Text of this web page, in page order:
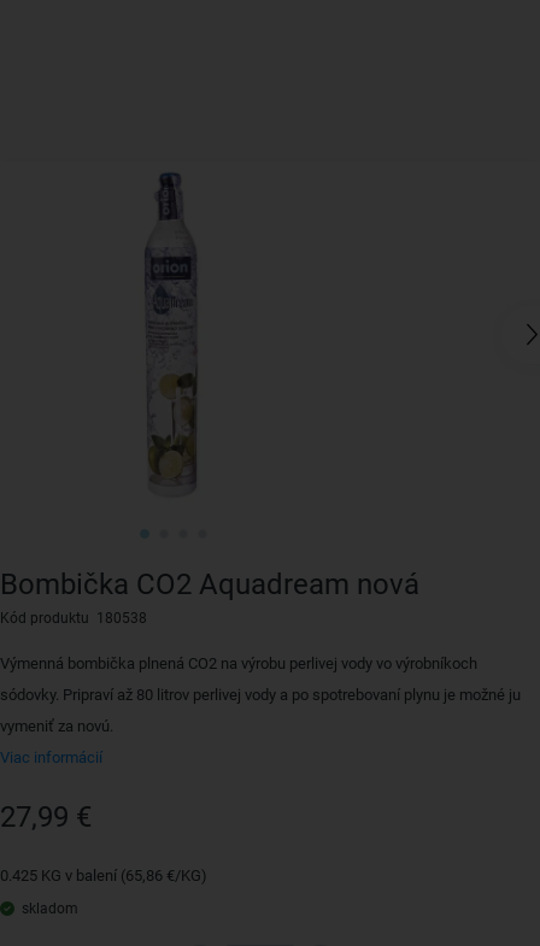
Bombička CO2 Aquadream nová
Kód produktu 180538
Výmenná bombička plnená CO2 na výrobu perlivej vody vo výrobníkoch
sódovky. Pripraví až 80 litrov perlivej vody a po spotrebovaní plynu je možné ju
vymeniť za novú.
Viac informácií
27,99 €
0.425 KG v balení (65,86 €/KG)
skladom